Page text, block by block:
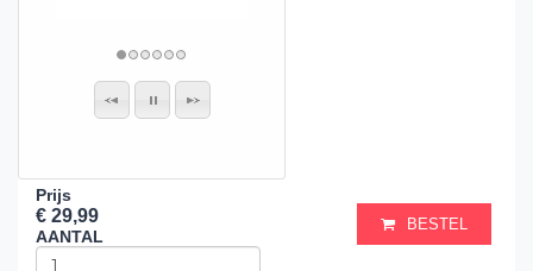
Prijs
€ 29,99
AANTAL
BESTEL